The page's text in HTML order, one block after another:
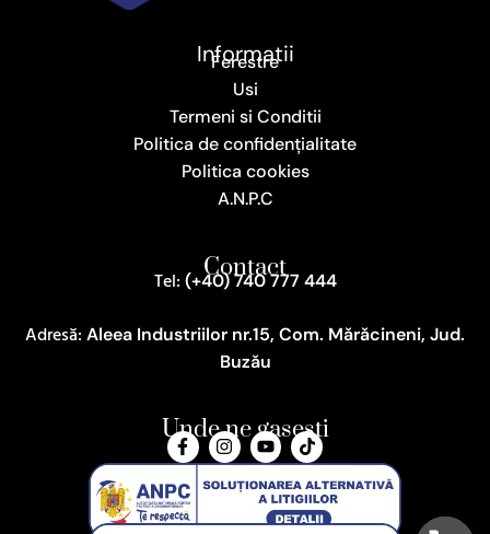
Informatii
Ferestre
Usi
Termeni si Conditii
Politica de confidențialitate
Politica cookies
A.N.P.C
Contact
Tel: (+40) 740 777 444
Adresă: Aleea Industriilor nr.15, Com. Mărăcineni, Jud.
Buzău
Unde ne gasesti